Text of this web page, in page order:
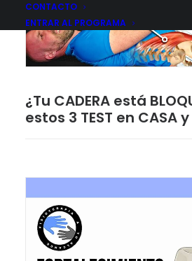
CONTACTO
ENTRAR AL PROGRAMA
¿Tu CADERA está
estos 3 TEST en CASA y